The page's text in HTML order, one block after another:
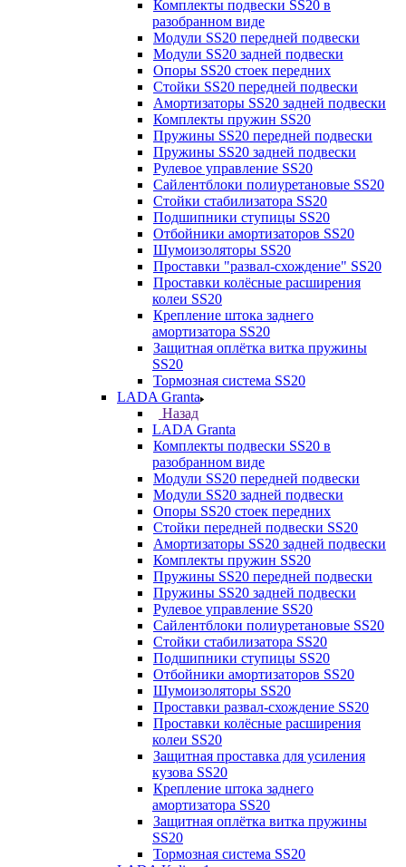
Комплекты подвески SS20 в
разобранном виде
Модули SS20 передней подвески
Модули SS20 задней подвески
Опоры SS20 стоек передних
Стойки SS20 передней подвески
Амортизаторы SS20 задней подвески
Комплекты пружин SS20
Пружины SS20 передней подвески
Пружины SS20 задней подвески
Рулевое управление SS20
Сайлентблоки полиуретановые SS20
Стойки стабилизатора SS20
Подшипники ступицы SS20
Отбойники амортизаторов SS20
Шумоизоляторы SS20
Проставки "развал-схождение" SS20
Проставки колёсные расширения
колеи SS20
Крепление штока заднего
амортизатора SS20
Защитная оплётка витка пружины
SS20
Тормозная система SS20
LADA Granta
Назад
LADA Granta
Комплекты подвески SS20 в
разобранном виде
Модули SS20 передней подвески
Модули SS20 задней подвески
Опоры SS20 стоек передних
Стойки передней подвески SS20
Амортизаторы SS20 задней подвески
Комплекты пружин SS20
Пружины SS20 передней подвески
Пружины SS20 задней подвески
Рулевое управление SS20
Сайлентблоки полиуретановые SS20
Стойки стабилизатора SS20
Подшипники ступицы SS20
Отбойники амортизаторов SS20
Шумоизоляторы SS20
Проставки развал-схождение SS20
Проставки колёсные расширения
колеи SS20
Защитная проставка для усиления
кузова SS20
Крепление штока заднего
амортизатора SS20
Защитная оплётка витка пружины
SS20
Тормозная система SS20